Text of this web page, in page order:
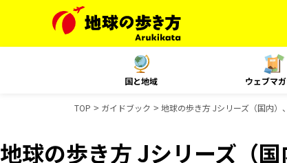
国と地域 ウェブマ
TOP ガイドブック 地球の歩き方 Jシリーズ（国内）
地球の歩き方 Jシリーズ（